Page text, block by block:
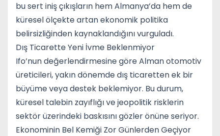
bu sert iniş çıkışların hem Almanya’da hem de
küresel ölçekte artan ekonomik politika
belirsizliğinden kaynaklandığını vurguladı.
Dış Ticarette Yeni İvme Beklenmiyor
Ifo’nun değerlendirmesine göre Alman otomotiv
üreticileri, yakın dönemde dış ticaretten ek bir
büyüme veya destek beklemiyor. Bu durum,
küresel talebin zayıflığı ve jeopolitik risklerin
sektör üzerindeki baskısını gözler önüne seriyor.
Ekonominin Bel Kemiği Zor Günlerden Geçiyor